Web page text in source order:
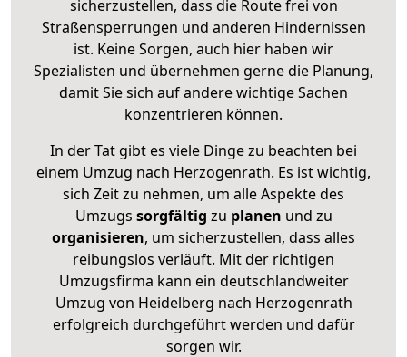
sicherzustellen, dass die Route frei von
Straßensperrungen und anderen Hindernissen
ist. Keine Sorgen, auch hier haben wir
Spezialisten und übernehmen gerne die Planung,
damit Sie sich auf andere wichtige Sachen
konzentrieren können.
In der Tat gibt es viele Dinge zu beachten bei
einem Umzug nach Herzogenrath. Es ist wichtig,
sich Zeit zu nehmen, um alle Aspekte des
Umzugs sorgfältig zu planen und zu
organisieren, um sicherzustellen, dass alles
reibungslos verläuft. Mit der richtigen
Umzugsfirma kann ein deutschlandweiter
Umzug von Heidelberg nach Herzogenrath
erfolgreich durchgeführt werden und dafür
sorgen wir.